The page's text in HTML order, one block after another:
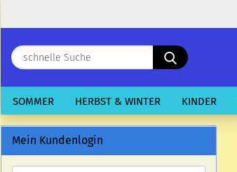
schnelle
Suche
SOMMER HERBST & WINTER KINDER
Mein Kundenlogin